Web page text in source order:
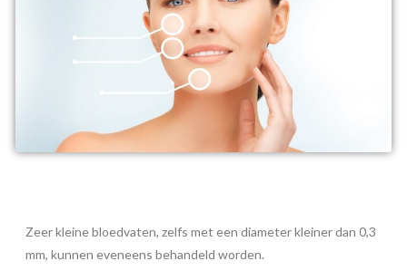
Zeer kleine bloedvaten, zelfs met een diameter kleiner dan 0,3
mm, kunnen eveneens behandeld worden.